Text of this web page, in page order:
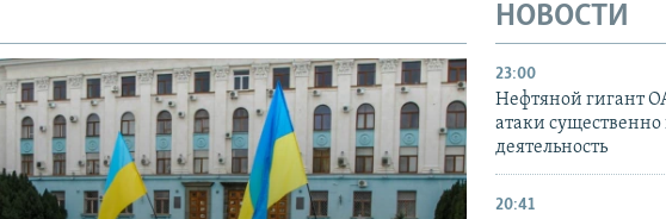
НОВОСТИ
23:00
Нефтяной гигант
атаки существенно
деятельность
20:41